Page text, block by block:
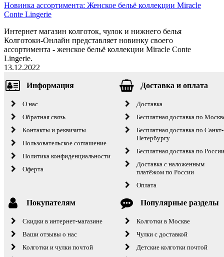
Новинка ассортимента: Женское бельё коллекции Miracle
Conte Lingerie
Интернет магазин колготок, чулок и нижнего белья
Колготоки-Онлайн представляет новинку своего
ассортимента - женское бельё коллекции Miracle Conte
Lingerie.
13.12.2022
Информация
О нас
Обратная связь
Контакты и реквизиты
Пользовательское соглашение
Политика конфиденциальности
Оферта
Доставка и оплата
Доставка
Бесплатная доставка по
Бесплатная доставка по Санкт-
Петербургу
Бесплатная доставка по
Доставка с наложенным
платёжом по России
Оплата
Покупателям
Скидки в интернет-магазине
Ваши отзывы о нас
Колготки и чулки почтой
Популярные разделы
Колготки в Москве
Чулки с доставкой
Детские колготки почтой